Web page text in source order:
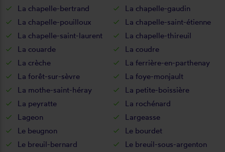
La chapelle-bertrand
La chapelle-gaudin
La chapelle-pouilloux
La chapelle-saint-étienne
La chapelle-saint-laurent
La chapelle-thireuil
La couarde
La coudre
La crèche
La ferrière-en-parthenay
La forêt-sur-sèvre
La foye-monjault
La mothe-saint-héray
La petite-boissière
La peyratte
La rochénard
Lageon
Largeasse
Le beugnon
Le bourdet
Le breuil-bernard
Le breuil-sous-argenton